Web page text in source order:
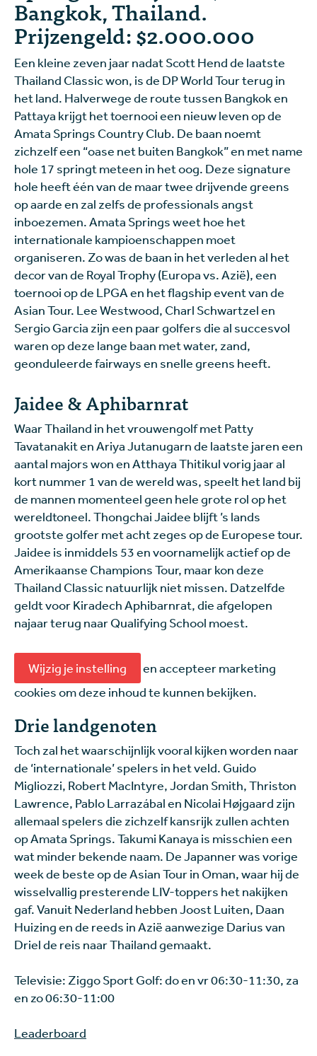
Bangkok, Thailand.
Prijzengeld: $2.000.000
Een kleine zeven jaar nadat Scott Hend de laatste
Thailand Classic won, is de DP World Tour terug in
het land. Halverwege de route tussen Bangkok en
Pattaya krijgt het toernooi een nieuw leven op de
Amata Springs Country Club. De baan noemt
zichzelf een “oase net buiten Bangkok” en met name
hole 17 springt meteen in het oog. Deze signature
hole heeft één van de maar twee drijvende greens
op aarde en zal zelfs de professionals angst
inboezemen. Amata Springs weet hoe het
internationale kampioenschappen moet
organiseren. Zo was de baan in het verleden al het
decor van de Royal Trophy (Europa vs. Azië), een
toernooi op de LPGA en het flagship event van de
Asian Tour. Lee Westwood, Charl Schwartzel en
Sergio Garcia zijn een paar golfers die al succesvol
waren op deze lange baan met water, zand,
geonduleerde fairways en snelle greens heeft.
Jaidee & Aphibarnrat
Waar Thailand in het vrouwengolf met Patty
Tavatanakit en Ariya Jutanugarn de laatste jaren een
aantal majors won en Atthaya Thitikul vorig jaar al
kort nummer 1 van de wereld was, speelt het land bij
de mannen momenteel geen hele grote rol op het
wereldtoneel. Thongchai Jaidee blijft ’s lands
grootste golfer met acht zeges op de Europese tour.
Jaidee is inmiddels 53 en voornamelijk actief op de
Amerikaanse Champions Tour, maar kon deze
Thailand Classic natuurlijk niet missen. Datzelfde
geldt voor Kiradech Aphibarnrat, die afgelopen
najaar terug naar Qualifying School moest.
Wijzig je instelling
en accepteer marketing
cookies om deze inhoud te kunnen bekijken.
Drie landgenoten
Toch zal het waarschijnlijk vooral kijken worden naar
de ‘internationale’ spelers in het veld. Guido
Migliozzi, Robert MacIntyre, Jordan Smith, Thriston
Lawrence, Pablo Larrazábal en Nicolai Højgaard zijn
allemaal spelers die zichzelf kansrijk zullen achten
op Amata Springs. Takumi Kanaya is misschien een
wat minder bekende naam. De Japanner was vorige
week de beste op de Asian Tour in Oman, waar hij de
wisselvallig presterende LIV-toppers het nakijken
gaf. Vanuit Nederland hebben Joost Luiten, Daan
Huizing en de reeds in Azië aanwezige Darius van
Driel de reis naar Thailand gemaakt.
Televisie: Ziggo Sport Golf: do en vr 06:30-11:30, za
en zo 06:30-11:00
Leaderboard